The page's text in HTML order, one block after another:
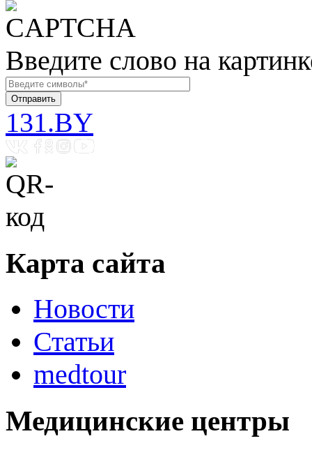
Введите слово на
131.BY
Карта сайта
Новости
Статьи
medtour
Медицинские центры